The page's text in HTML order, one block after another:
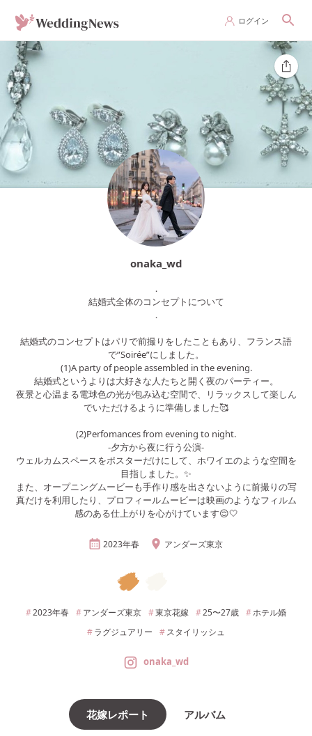
ログイン
onaka_wd
．
結婚式全体のコンセプトについて
．
結婚式のコンセプトはパリで前撮りをしたこともあり、フランス語
で”Soirée”にしました。
(1)A party of people assembled in the evening.
結婚式というよりは大好きな人たちと開く夜のパーティー。
夜景と心温まる電球色の光が包み込む空間で、リラックスして楽しん
でいただけるように準備しました🥰
(2)Perfomances from evening to night.
-夕方から夜に行う公演-
ウェルカムスペースをポスターだけにして、ホワイエのような空間を
目指しました。✨
また、オープニングムービーも手作り感を出さないように前撮りの写
真だけを利用したり、プロフィールムービーは映画のようなフィルム
感のある仕上がりを心がけています😌🤍
2023年春 アンダーズ東京
2023年春 アンダーズ東京 東京花嫁 25〜27歳
ホテル婚
ラグジュアリー
スタイリッシュ
onaka_wd
花嫁レポート アルバム